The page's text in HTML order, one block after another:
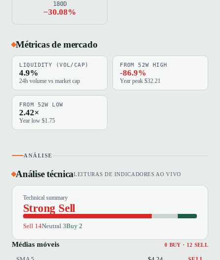
180D
−30.08%
Métricas de mercado
LIQUIDITY (VOL/CAP)
4.9%
24h volume vs market cap
FROM 52W HIGH
-86.9%
Year peak $32.21
FROM 52W LOW
2.42×
Year low $1.75
ANÁLISE
Análise técnicaLEITURAS DE INDICADORES AO VIVO
Technical summary
Strong Sell
Sell 14Neutral 3Buy 2
Médias móveis 0 BUY · 12 SELL